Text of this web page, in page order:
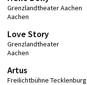
Grenzlandtheater Aachen
Aachen
Love Story
Grenzlandtheater
Aachen
Artus
Freilichtbühne Tecklenburg